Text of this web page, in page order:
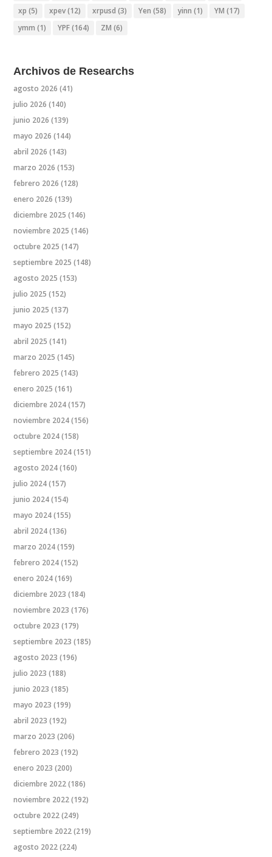
xp (5) xpev(12) xrpusd (3) Yen (58) yinn (1) YM (17)
ymm (1) YPF(164) ZM (6)
Archivos de Researchs
agosto 2026 (41)
julio 2026 (140)
junio 2026 (139)
mayo 2026 (144)
abril 2026 (143)
marzo 2026 (153)
febrero 2026 (128)
enero 2026 (139)
diciembre 2025 (146)
noviembre 2025 (146)
octubre 2025 (147)
septiembre 2025 (148)
agosto 2025 (153)
julio 2025 (152)
junio 2025 (137)
mayo 2025 (152)
abril 2025 (141)
marzo 2025 (145)
febrero 2025 (143)
enero 2025 (161)
diciembre 2024(157)
noviembre 2024(156)
octubre 2024(158)
septiembre 2024(151)
agosto 2024(160)
julio 2024(157)
junio 2024(154)
mayo 2024(155)
abril 2024(136)
marzo 2024(159)
febrero 2024(152)
enero 2024(169)
diciembre 2023 (184)
noviembre 2023 (176)
octubre 2023 (179)
septiembre 2023 (185)
agosto 2023 (196)
julio 2023 (188)
junio 2023 (185)
mayo 2023 (199)
abril 2023 (192)
marzo 2023 (206)
febrero 2023 (192)
enero 2023 (200)
diciembre 2022(186)
noviembre 2022(192)
octubre 2022(249)
septiembre 2022(219)
agosto 2022(224)